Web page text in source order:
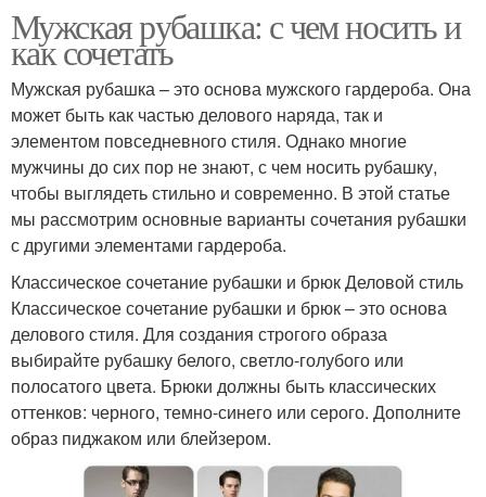
Мужская рубашка: с чем носить и
как сочетать
Мужская рубашка – это основа мужского гардероба. Она
может быть как частью делового наряда, так и
элементом повседневного стиля. Однако многие
мужчины до сих пор не знают, с чем носить рубашку,
чтобы выглядеть стильно и современно. В этой статье
мы рассмотрим основные варианты сочетания рубашки
с другими элементами гардероба.
Классическое сочетание рубашки и брюк Деловой стиль
Классическое сочетание рубашки и брюк – это основа
делового стиля. Для создания строгого образа
выбирайте рубашку белого, светло-голубого или
полосатого цвета. Брюки должны быть классических
оттенков: черного, темно-синего или серого. Дополните
образ пиджаком или блейзером.